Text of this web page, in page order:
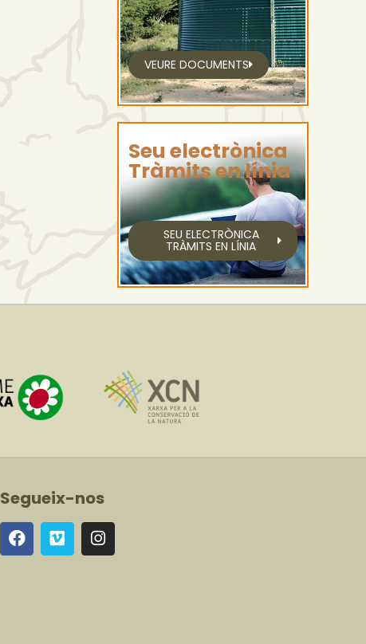
VEURE DOCUMENTS
Seu electrònica
Tràmits en línia
SEU ELECTRÒNICA
TRÀMITS EN LÍNIA
Segueix-nos